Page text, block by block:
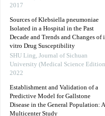
2017
Sources of Klebsiella pneumoniae
Isolated in a Hospital in the Past
Decade and Trends and Changes of
vitro Drug Susceptibility
SHU Ling, Journal of Sichuan
University (Medical Science
2022
Establishment and Validation of a
Predictive Model for Gallstone
Disease in the General Population: A
Multicenter Study